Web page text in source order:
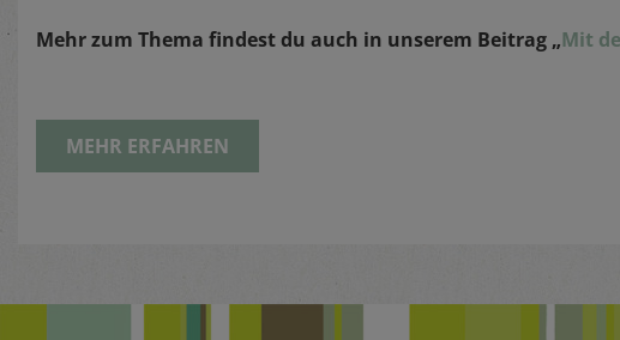
Mehr zum Thema findest du auch in unserem Beitrag „Mit
MEHR ERFAHREN